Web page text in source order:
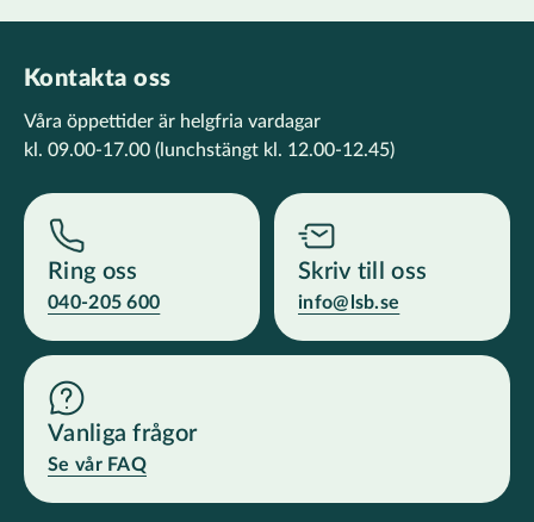
Kontakta oss
Våra öppettider är helgfria vardagar
kl. 09.00-17.00 (lunchstängt kl. 12.00-12.45)
Ring oss
040-205 600
Skriv till oss
info@lsb.se
Vanliga frågor
Se vår FAQ